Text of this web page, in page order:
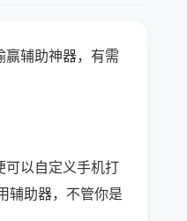
赢辅助神器，有需
可以自定义手机打
辅助器，不管你是